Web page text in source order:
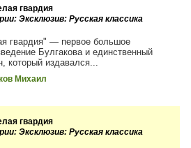
гвардия
Эксклюзив: Русская классика
гвардия" — первое большое
Булгакова и единственный
который издавался...
Михаил
гвардия
Эксклюзив: Русская классика